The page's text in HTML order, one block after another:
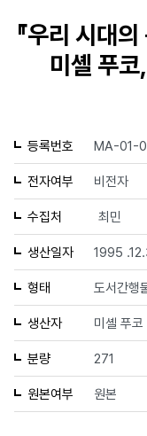
『우리 시대
미셸 푸
등록번호 MA-01-
전자여부 비전자
수집처 최민
생산일자 1995
형태 도서간행
생산자 미셸 푸코
분량 271
원본여부 원본